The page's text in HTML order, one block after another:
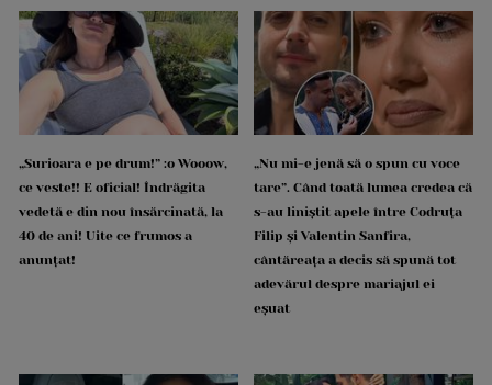
„Surioara e pe drum!” :o Wooow,
ce veste!! E oficial! Îndrăgita
vedetă e din nou însărcinată, la
40 de ani! Uite ce frumos a
anunțat!
„Nu mi-e jenă să o spun cu voce
tare”. Când toată lumea credea că
s-au liniștit apele între Codruța
Filip și Valentin Sanfira,
cântăreața a decis să spună tot
adevărul despre mariajul ei
eșuat